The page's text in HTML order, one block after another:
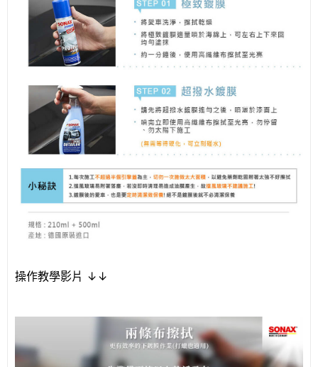
操作教學影片 ↓↓